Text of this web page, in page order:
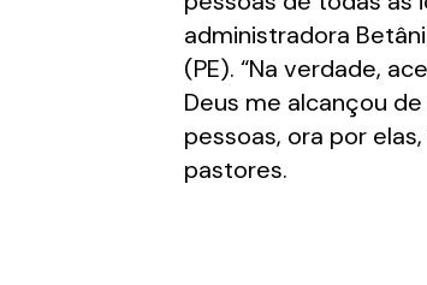
administradora
(PE). “Na verdade,
Deus me alcançou
pessoas, ora por
pastores.